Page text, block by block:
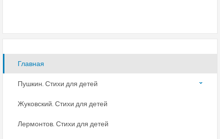
Главная
Пушкин. Стихи для детей
Жуковский. Стихи для детей
Лермонтов. Стихи для детей